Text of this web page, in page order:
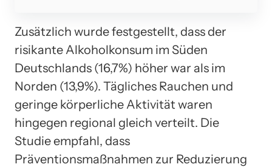
Zusätzlich wurde festgestellt, dass der
risikante Alkoholkonsum im Süden
Deutschlands (16,7%) höher war als im
Norden (13,9%). Tägliches Rauchen und
geringe körperliche Aktivität waren
hingegen regional gleich verteilt. Die
Studie empfahl, dass
Präventionsmaßnahmen zur Reduzierung